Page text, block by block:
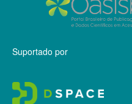
Suportado por